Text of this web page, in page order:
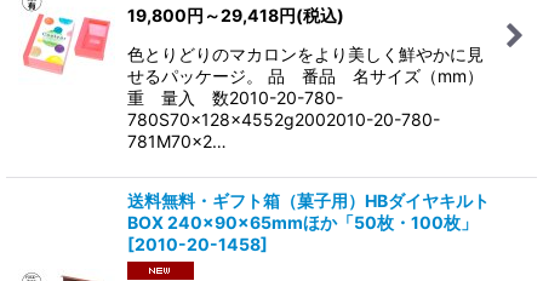
19,800円 ～29,418円(税込)
色とりどりのマカロンをより美しく鮮やかに見
せるパッケージ。 品 番品 名サイズ（mm）
重 量入 数2010-20-780-
780S70×128×4552g2002010-20-780-
781M70×2…
送料無料・ギフト箱（菓子用）HBダイヤキルト
BOX 240×90×65mmほか「50枚・100枚」
[2010-20-1458]